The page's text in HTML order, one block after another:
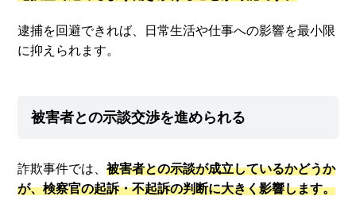
逮捕を回避できれば、日常生活や仕事への影響を最小限
に抑えられます。
被害者との示談交渉を進められる
詐欺事件では、被害者との示談が成立しているかどうか
が、検察官の起訴・不起訴の判断に大きく影響します。